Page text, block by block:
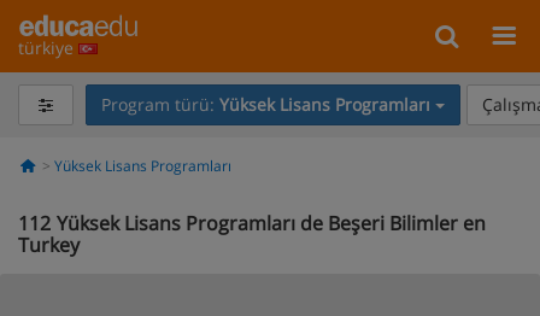
türkiye
Program türü: Yüksek Lisans Programları
Yüksek Lisans Programları
112 Yüksek Lisans Programları de Beşeri Bilimler en
Turkey